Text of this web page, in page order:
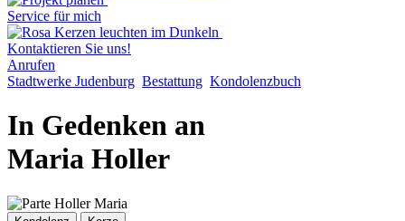
Service für mich
Kontaktieren Sie uns!
Anrufen
Stadtwerke Judenburg Bestattung Kondolenzbuch
In Gedenken an
Maria Holler